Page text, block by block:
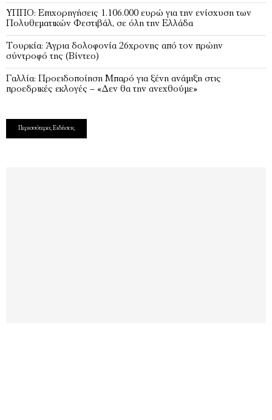
ΥΠΠΟ: Επιχορηγήσεις 1.106.000 ευρώ για την ενίσχυση των
Πολυθεματικών Φεστιβάλ, σε όλη την Ελλάδα
Τουρκία: Άγρια δολοφονία 26χρονης από τον πρώην
σύντροφό της (Βίντεο)
Γαλλία: Προειδοποίηση Μπαρό για ξένη ανάμιξη στις
προεδρικές εκλογές – «Δεν θα την ανεχθούμε»
Περισσότερες Ειδήσεις